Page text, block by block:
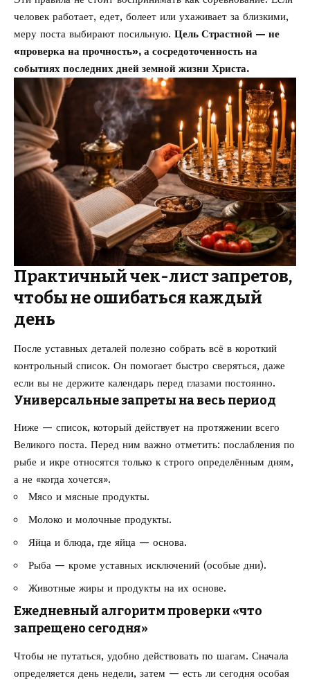
человек работает, едет, болеет или ухаживает за близкими,
меру поста выбирают посильную. Цель Страстной — не
«проверка на прочность», а сосредоточенность на
событиях последних дней земной жизни Христа.
Практичный чек-лист запретов,
чтобы не ошибаться каждый
день
После уставных деталей полезно собрать всё в короткий
контрольный список. Он помогает быстро сверяться, даже
если вы не держите календарь перед глазами постоянно.
Универсальные запреты на весь период
Ниже — список, который действует на протяжении всего
Великого поста. Перед ним важно отметить: послабления по
рыбе и икре относятся только к строго определённым дням,
а не «когда хочется».
Мясо и мясные продукты.
Молоко и молочные продукты.
Яйца и блюда, где яйца — основа.
Рыба — кроме уставных исключений (особые дни).
Животные жиры и продукты на их основе.
Ежедневный алгоритм проверки «что
запрещено сегодня»
Чтобы не путаться, удобно действовать по шагам. Сначала
определяется день недели, затем — есть ли сегодня особая